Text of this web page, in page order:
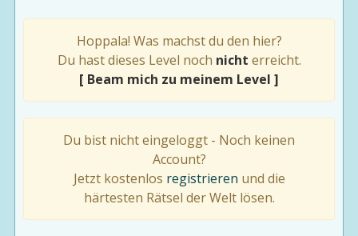
Hoppala! Was machst du den hier?
Du hast dieses Level noch nicht erreicht.
[ Beam mich zu meinem Level ]
Du bist nicht eingeloggt - Noch keinen
Account?
Jetzt kostenlos registrieren und die
härtesten Rätsel der Welt lösen.